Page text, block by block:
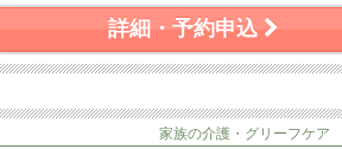
詳細・予約申込
家族の介護・グリーフケア